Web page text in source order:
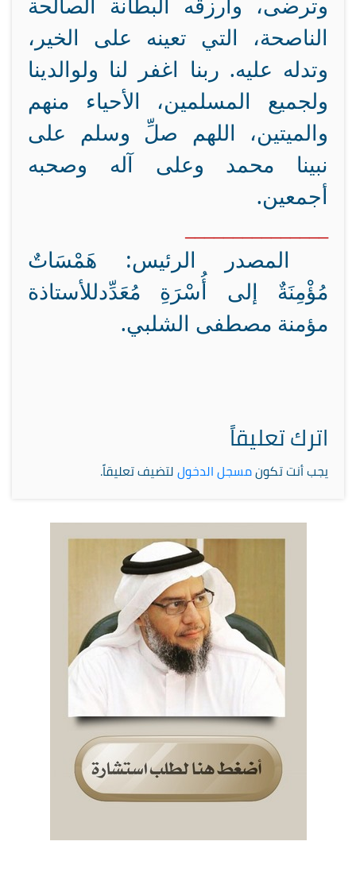
الناصحة، التي تعينه على الخير،
وتدله عليه. ربنا اغفر لنا ولوالدينا
ولجميع المسلمين، الأحياء منهم
والميتين، اللهم صلِّ وسلم على
نبينا محمد وعلى آله وصحبه
أجمعين.
المصدر الرئيس: هَمْسَاتٌ
مُؤْمِنَةٌ إلى أُسْرَةِ مُعَدِّدللأستاذة
مؤمنة مصطفى الشلبي.
اترك تعليقاً
يجب أنت تكونمسجل الدخوللتضيف تعليقاً.